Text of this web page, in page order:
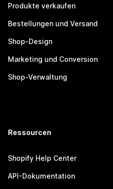
Produkte verkaufen
Bestellungen und Versand
Shop-Design
Marketing und Conversion
Shop-Verwaltung
Ressourcen
Shopify Help Center
API-Dokumentation